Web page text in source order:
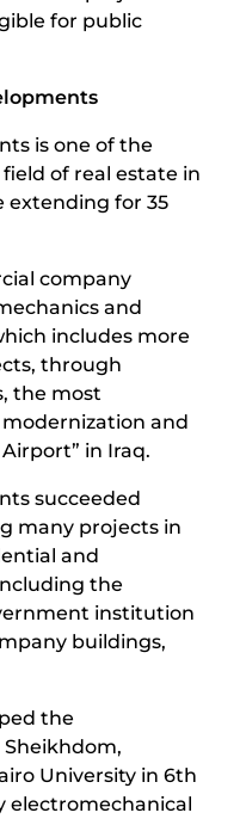
for public
is one of the
of real estate in
extending for 35
company
and
includes more
through
the most
and
in Iraq.
succeeded
many projects in
and
the
institution
buildings,
the
University in 6th
electromechanical